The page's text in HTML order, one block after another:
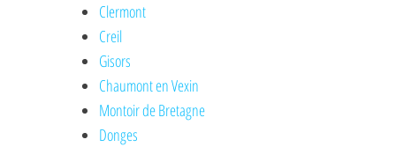
Clermont
Creil
Gisors
Chaumont en Vexin
Montoir de Bretagne
Donges